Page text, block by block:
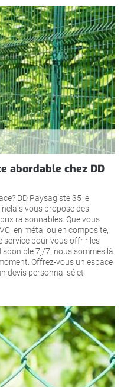
abordable chez DD
DD Paysagiste 35 le
vous propose des
raisonnables. Que vous
en métal ou en composite,
service pour vous offrir les
7j/7, nous sommes là
Offrez-vous un espace
devis personnalisé et